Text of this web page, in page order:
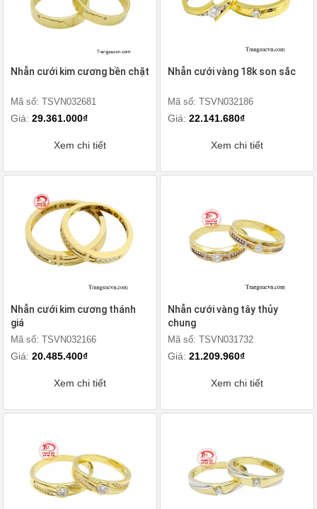
Nhẫn cưới kim cương bền chặt
Mã số: TSVN032681
Giá: 29.361.000₫
Xem chi tiết
Nhẫn cưới vàng 18k son sắc
Mã số: TSVN032186
Giá: 22.141.680₫
Xem chi tiết
Nhẫn cưới kim cương thánh
giá
Mã số: TSVN032166
Giá: 20.485.400₫
Xem chi tiết
Nhẫn cưới vàng tây thủy
chung
Mã số: TSVN031732
Giá: 21.209.960₫
Xem chi tiết